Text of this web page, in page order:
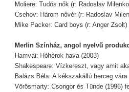
Moliere: Tudós nők (r: Radoslav
Csehov: Három nővér (r: Radoslav
Mike Packer: Card boys (r: Anger Zsolt)
Merlin Színház, angol nyelvű
Hamvai: Hóhérok hava (2003)
Shakespeare: Vízkereszt, vagy amit
Balázs Béla: A kékszakállú herceg vára
Vörösmarty: Csongor és Tünde (1996)